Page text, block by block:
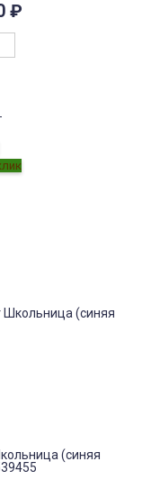
₽
(синяя